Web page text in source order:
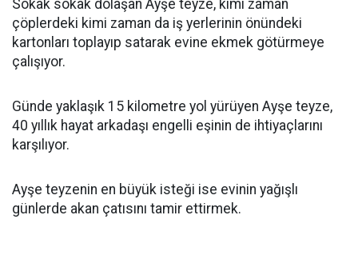
Sokak sokak dolaşan Ayşe teyze, kimi zaman
çöplerdeki kimi zaman da iş yerlerinin önündeki
kartonları toplayıp satarak evine ekmek götürmeye
çalışıyor.
Günde yaklaşık 15 kilometre yol yürüyen Ayşe teyze,
40 yıllık hayat arkadaşı engelli eşinin de ihtiyaçlarını
karşılıyor.
Ayşe teyzenin en büyük isteği ise evinin yağışlı
günlerde akan çatısını tamir ettirmek.